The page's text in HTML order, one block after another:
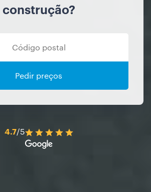
construção?
Pedir preços
4.7/5